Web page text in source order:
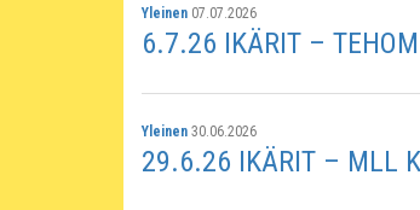
Yleinen 07.07.2026
6.7.26 IKÄRIT –
Yleinen 30.06.2026
29.6.26 IKÄRIT – MLL